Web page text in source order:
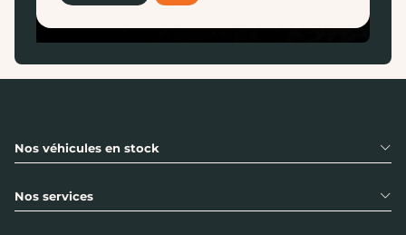
Nos véhicules en stock
Nos services